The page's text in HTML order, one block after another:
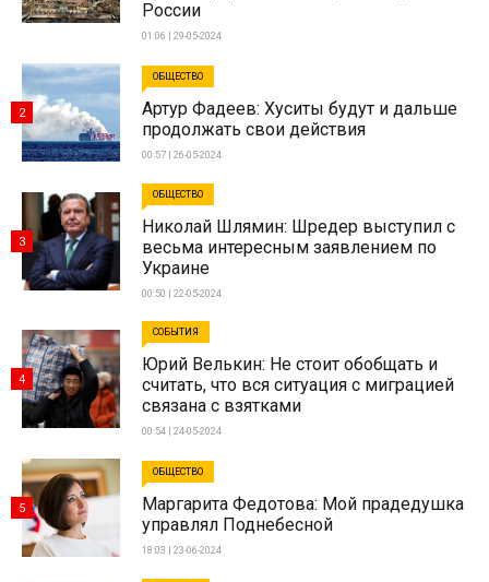
России
01:06 | 29-05-2024
ОБЩЕСТВО
Артур Фадеев: Хуситы будут и дальше
продолжать свои действия
00:57 | 26-05-2024
2
ОБЩЕСТВО
Николай Шлямин: Шредер выступил с
весьма интересным заявлением по
Украине
00:50 | 22-05-2024
3
СОБЫТИЯ
Юрий Велькин: Не стоит обобщать и
считать, что вся ситуация с миграцией
связана с взятками
00:54 | 24-05-2024
4
ОБЩЕСТВО
Маргарита Федотова: Мой прадедушка
управлял Поднебесной
18:03 | 23-06-2024
5